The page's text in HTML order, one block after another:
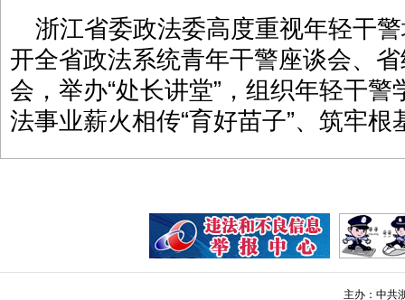
浙江省委政法委高度重视年轻干
开全省政法系统青年干警座谈会、
会，举办“处长讲堂”，组织年轻干
法事业薪火相传“育好苗子”、筑牢根
主办：中共